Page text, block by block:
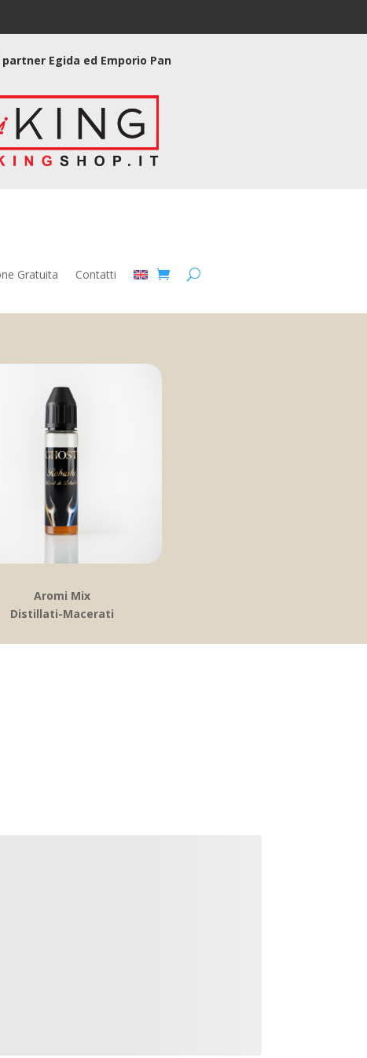
Egida ed Emporio Pan
Gratuita Contatti
Aromi Mix
Distillati-Macerati